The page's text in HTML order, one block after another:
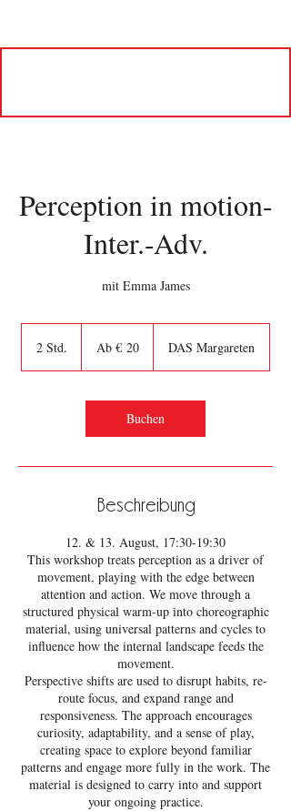
Perception in motion-
Inter.-Adv.
mit Emma James
2 Std.
EuroAb € 20 DAS Margareten
Buchen
Beschreibung
12. & 13. August, 17:30-19:30
This workshop treats perception as a driver of
movement, playing with the edge between
attention and action. We move through a
structured physical warm-up into choreographic
material, using universal patterns and cycles to
influence how the internal landscape feeds the
movement.
Perspective shifts are used to disrupt habits, re-
route focus, and expand range and
responsiveness. The approach encourages
curiosity, adaptability, and a sense of play,
creating space to explore beyond familiar
patterns and engage more fully in the work. The
material is designed to carry into and support
your ongoing practice.